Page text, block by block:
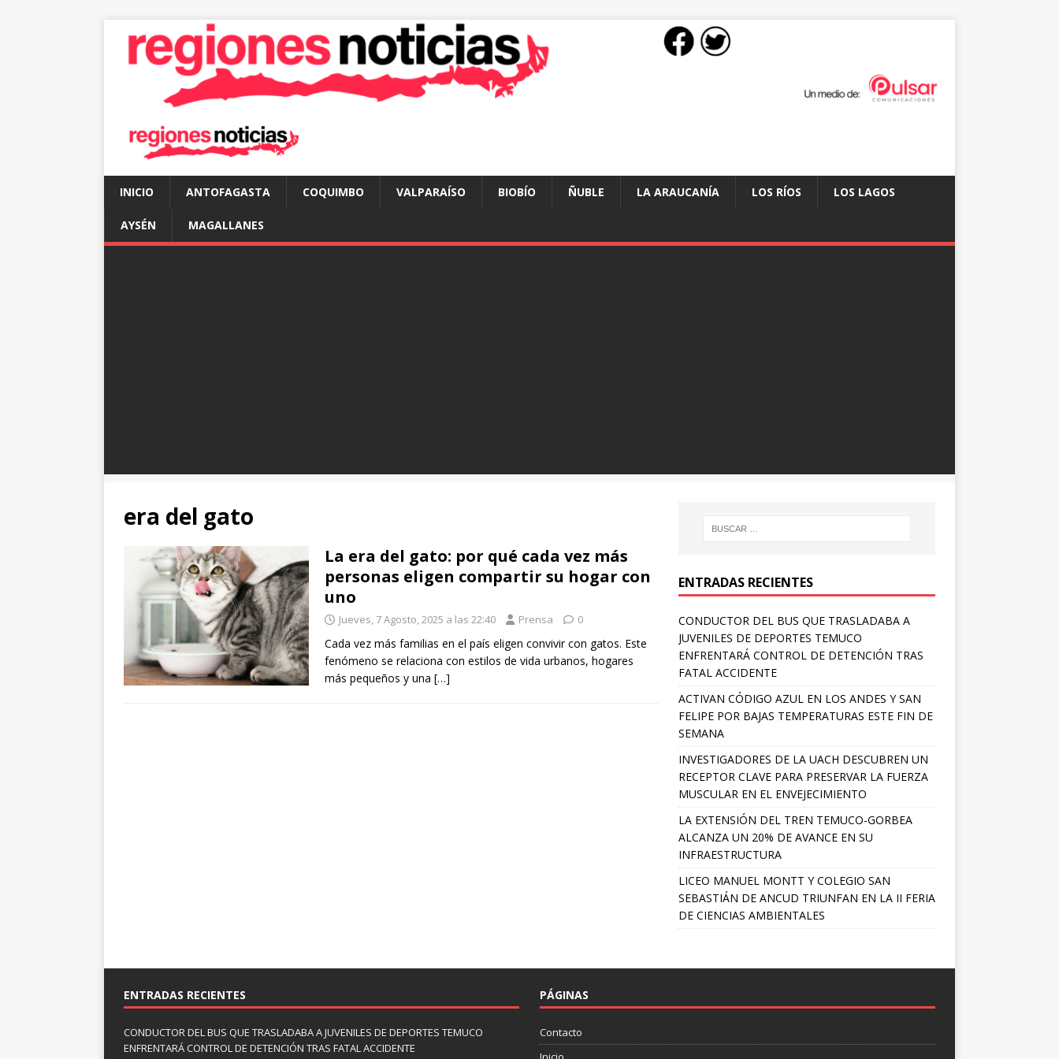
INICIO ANTOFAGASTA COQUIMBO VALPARAÍSO BIOBÍO ÑUBLE LA ARAUCANÍA LOS RÍOS LOS LAGOS
AYSÉN MAGALLANES
era del gato
La era del gato: por qué cada vez más
personas eligen compartir su hogar con
uno
Jueves, 7 Agosto, 2025 a las 22:40 Prensa 0
Cada vez más familias en el país eligen convivir con gatos. Este
fenómeno se relaciona con estilos de vida urbanos, hogares
más pequeños y una […]
ENTRADAS RECIENTES
CONDUCTOR DEL BUS QUE TRASLADABA A
JUVENILES DE DEPORTES TEMUCO
ENFRENTARÁ CONTROL DE DETENCIÓN TRAS
FATAL ACCIDENTE
ACTIVAN CÓDIGO AZUL EN LOS ANDES Y SAN
FELIPE POR BAJAS TEMPERATURAS ESTE FIN DE
SEMANA
INVESTIGADORES DE LA UACH DESCUBREN UN
RECEPTOR CLAVE PARA PRESERVAR LA FUERZA
MUSCULAR EN EL ENVEJECIMIENTO
LA EXTENSIÓN DEL TREN TEMUCO-GORBEA
ALCANZA UN 20% DE AVANCE EN SU
INFRAESTRUCTURA
LICEO MANUEL MONTT Y COLEGIO SAN
SEBASTIÁN DE ANCUD TRIUNFAN EN LA II FERIA
DE CIENCIAS AMBIENTALES
ENTRADAS RECIENTES
CONDUCTOR DEL BUS QUE TRASLADABA A JUVENILES DE DEPORTES TEMUCO
ENFRENTARÁ CONTROL DE DETENCIÓN TRAS FATAL ACCIDENTE
PÁGINAS
Contacto